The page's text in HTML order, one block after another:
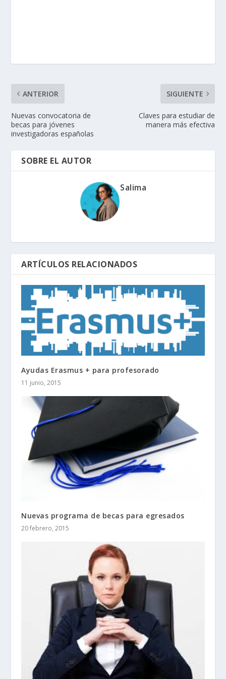
ANTERIOR
Nuevas convocatoria de
becas para jóvenes
investigadoras españolas
SIGUIENTE
Claves para estudiar de
manera más efectiva
SOBRE EL AUTOR
Salima
ARTÍCULOS RELACIONADOS
Ayudas Erasmus + para profesorado
11 junio, 2015
Nuevas programa de becas para egresados
20 febrero, 2015